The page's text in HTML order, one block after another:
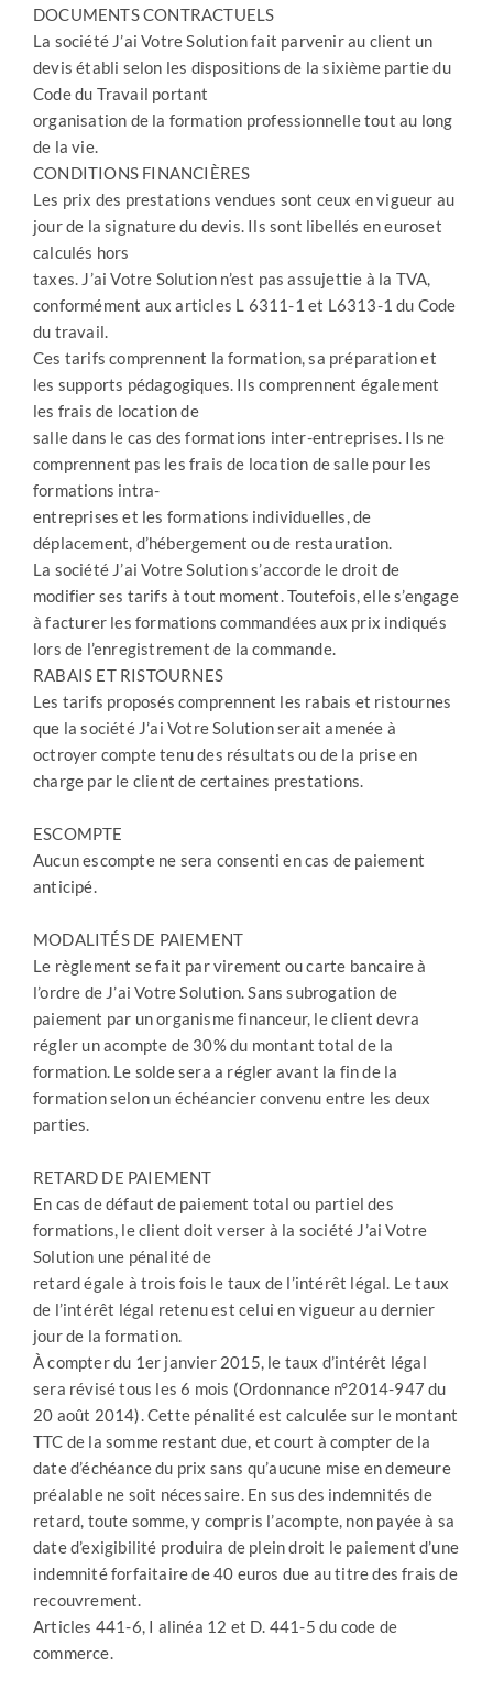
DOCUMENTS CONTRACTUELS
La société J’ai Votre Solution fait parvenir au client un
devis établi selon les dispositions de la sixième partie du
Code du Travail portant
organisation de la formation professionnelle tout au long
de la vie.
CONDITIONS FINANCIÈRES
Les prix des prestations vendues sont ceux en vigueur au
jour de la signature du devis. Ils sont libellés en euroset
calculés hors
taxes. J’ai Votre Solution n’est pas assujettie à la TVA,
conformément aux articles L 6311-1 et L6313-1 du Code
du travail.
Ces tarifs comprennent la formation, sa préparation et
les supports pédagogiques. Ils comprennent également
les frais de location de
salle dans le cas des formations inter-entreprises. Ils ne
comprennent pas les frais de location de salle pour les
formations intra-
entreprises et les formations individuelles, de
déplacement, d’hébergement ou de restauration.
La société J’ai Votre Solution s’accorde le droit de
modifier ses tarifs à tout moment. Toutefois, elle s’engage
à facturer les formations commandées aux prix indiqués
lors de l’enregistrement de la commande.
RABAIS ET RISTOURNES
Les tarifs proposés comprennent les rabais et ristournes
que la société J’ai Votre Solution serait amenée à
octroyer compte tenu des résultats ou de la prise en
charge par le client de certaines prestations.
ESCOMPTE
Aucun escompte ne sera consenti en cas de paiement
anticipé.
MODALITÉS DE PAIEMENT
Le règlement se fait par virement ou carte bancaire à
l’ordre de J’ai Votre Solution. Sans subrogation de
paiement par un organisme financeur, le client devra
régler un acompte de 30% du montant total de la
formation. Le solde sera a régler avant la fin de la
formation selon un échéancier convenu entre les deux
parties.
RETARD DE PAIEMENT
En cas de défaut de paiement total ou partiel des
formations, le client doit verser à la société J’ai Votre
Solution une pénalité de
retard égale à trois fois le taux de l’intérêt légal. Le taux
de l’intérêt légal retenu est celui en vigueur au dernier
jour de la formation.
À compter du 1er janvier 2015, le taux d’intérêt légal
sera révisé tous les 6 mois (Ordonnance n°2014-947 du
20 août 2014). Cette pénalité est calculée sur le montant
TTC de la somme restant due, et court à compter de la
date d’échéance du prix sans qu’aucune mise en demeure
préalable ne soit nécessaire. En sus des indemnités de
retard, toute somme, y compris l’acompte, non payée à sa
date d’exigibilité produira de plein droit le paiement d’une
indemnité forfaitaire de 40 euros due au titre des frais de
recouvrement.
Articles 441-6, I alinéa 12 et D. 441-5 du code de
commerce.